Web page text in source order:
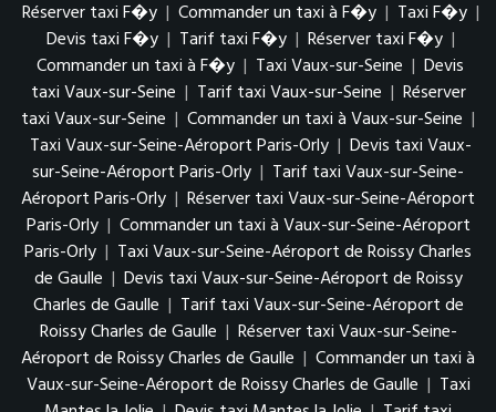
Réserver taxi F�y | Commander un taxi à F�y | Taxi F�y |
Devis taxi F�y | Tarif taxi F�y | Réserver taxi F�y |
Commander un taxi à F�y | Taxi Vaux-sur-Seine | Devis
taxi Vaux-sur-Seine | Tarif taxi Vaux-sur-Seine | Réserver
taxi Vaux-sur-Seine | Commander un taxi à Vaux-sur-Seine |
Taxi Vaux-sur-Seine-Aéroport Paris-Orly | Devis taxi Vaux-
sur-Seine-Aéroport Paris-Orly | Tarif taxi Vaux-sur-Seine-
Aéroport Paris-Orly | Réserver taxi Vaux-sur-Seine-Aéroport
Paris-Orly | Commander un taxi à Vaux-sur-Seine-Aéroport
Paris-Orly | Taxi Vaux-sur-Seine-Aéroport de Roissy Charles
de Gaulle | Devis taxi Vaux-sur-Seine-Aéroport de Roissy
Charles de Gaulle | Tarif taxi Vaux-sur-Seine-Aéroport de
Roissy Charles de Gaulle | Réserver taxi Vaux-sur-Seine-
Aéroport de Roissy Charles de Gaulle | Commander un taxi à
Vaux-sur-Seine-Aéroport de Roissy Charles de Gaulle | Taxi